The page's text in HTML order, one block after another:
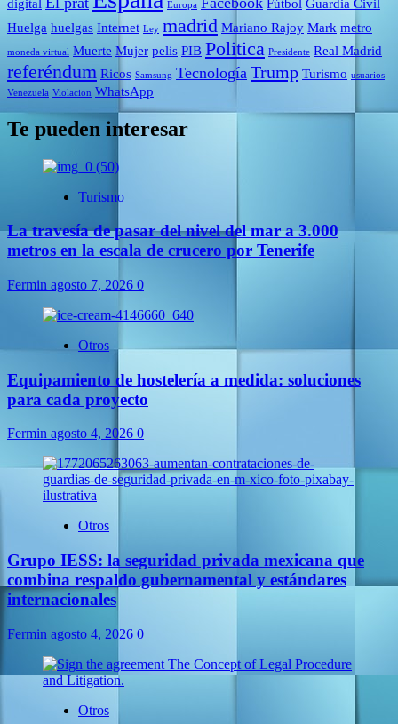
digital Europa Fútbol Guardia Civil
Huelga huelgas Internet Ley madrid Mariano Rajoy Mark metro
moneda virtual Muerte Mujer pelis PIB Politica Presidente Real Madrid
referéndum Ricos Samsung Tecnología Trump Turismo usuarios
Venezuela Violacion WhatsApp
Te pueden interesar
Turismo
La travesía de pasar del nivel del mar a 3.000
metros en la escala de crucero por Tenerife
Fermin agosto 7, 2026 0
Otros
Equipamiento de hostelería a medida: soluciones
para cada proyecto
Fermin agosto 4, 2026 0
Otros
Grupo IESS: la seguridad privada mexicana que
combina respaldo gubernamental y estándares
internacionales
Fermin agosto 4, 2026 0
Otros